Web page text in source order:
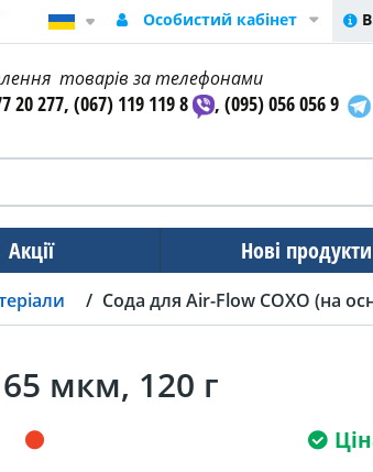
Особистий кабінет
товарів за телефонами
20 277, (067) 119 119 8 , (095) 056 056 9
Акції Нові продукти
Сода для Air-Flow СОХО (на
мкм, 120 г